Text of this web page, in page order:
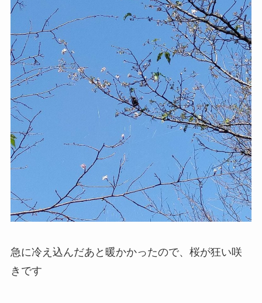
急に冷え込んだあと暖かかったので、桜が狂い咲
きです